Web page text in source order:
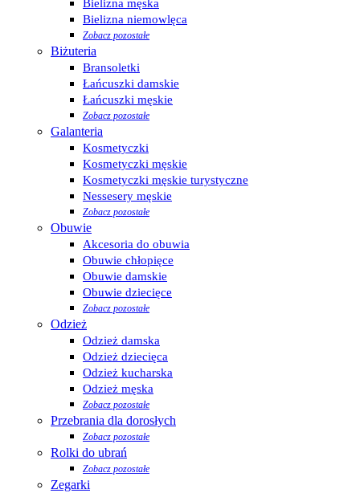
Bielizna męska
Bielizna niemowlęca
Zobacz pozostałe
Biżuteria
Bransoletki
Łańcuszki damskie
Łańcuszki męskie
Zobacz pozostałe
Galanteria
Kosmetyczki
Kosmetyczki męskie
Kosmetyczki męskie turystyczne
Nessesery męskie
Zobacz pozostałe
Obuwie
Akcesoria do obuwia
Obuwie chłopięce
Obuwie damskie
Obuwie dziecięce
Zobacz pozostałe
Odzież
Odzież damska
Odzież dziecięca
Odzież kucharska
Odzież męska
Zobacz pozostałe
Przebrania dla dorosłych
Zobacz pozostałe
Rolki do ubrań
Zobacz pozostałe
Zegarki